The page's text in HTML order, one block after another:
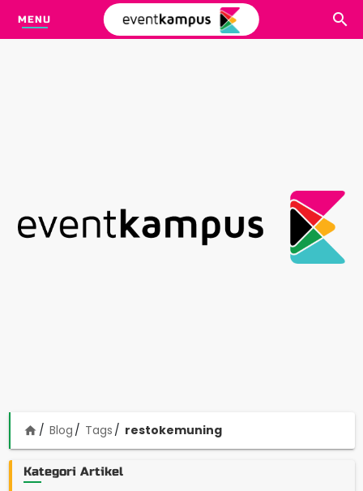
MENU
home Blog Tags restokemuning
Kategori Artikel